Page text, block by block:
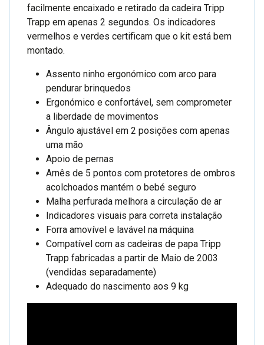
facilmente encaixado e retirado da cadeira Tripp
Trapp em apenas 2 segundos. Os indicadores
vermelhos e verdes certificam que o kit está bem
montado.
Assento ninho ergonómico com arco para
pendurar brinquedos
Ergonómico e confortável, sem comprometer
a liberdade de movimentos
Ângulo ajustável em 2 posições com apenas
uma mão
Apoio de pernas
Arnês de 5 pontos com protetores de ombros
acolchoados mantém o bebé seguro
Malha perfurada melhora a circulação de ar
Indicadores visuais para correta instalação
Forra amovível e lavável na máquina
Compatível com as cadeiras de papa Tripp
Trapp fabricadas a partir de Maio de 2003
(vendidas separadamente)
Adequado do nascimento aos 9 kg